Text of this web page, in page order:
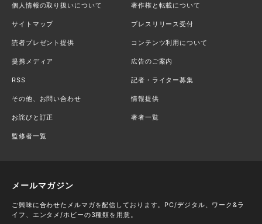
個人情報の取り扱いについて 著作権と転載について
サイトマップ プレスリリース受付
読者プレゼント提供 コンテンツ利用について
提携メディア 広告のご案内
RSS 記者・ライター募集
その他、お問い合わせ 情報提供
お詫びと訂正 著者一覧
監修者一覧
メールマガジン
ご興味に合わせたメルマガを配信しております。PC/デジタル、ワーク&ラ
イフ、エンタメ/ホビーの3種類を用意。